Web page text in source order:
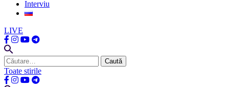
Interviu
LIVE
Caută
după:
Toate stirile